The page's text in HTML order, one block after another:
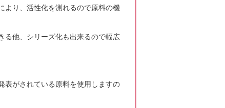
でいられますように。の願いも込め
より、活性化を測れるので原料の機
る他、シリーズ化も出来るので幅広
表がされている原料を使用しますの